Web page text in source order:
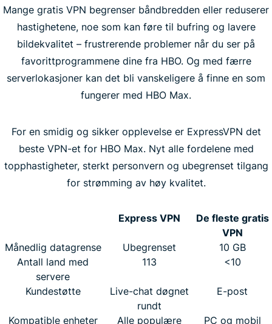
Mange gratis VPN begrenser båndbredden eller reduserer
hastighetene, noe som kan føre til bufring og lavere
bildekvalitet – frustrerende problemer når du ser på
favorittprogrammene dine fra HBO. Og med færre
serverlokasjoner kan det bli vanskeligere å finne en som
fungerer med HBO Max.
For en smidig og sikker opplevelse er ExpressVPN det
beste VPN-et for HBO Max. Nyt alle fordelene med
topphastigheter, sterkt personvern og ubegrenset tilgang
for strømming av høy kvalitet.
Express VPN
De fleste gratis
VPN
Månedlig datagrense
Ubegrenset
10 GB
Antall land med
servere
113 <10
Kundestøtte
Live-chat døgnet
rundt
E-post
Kompatible enheter
Alle populære
PC og mobil